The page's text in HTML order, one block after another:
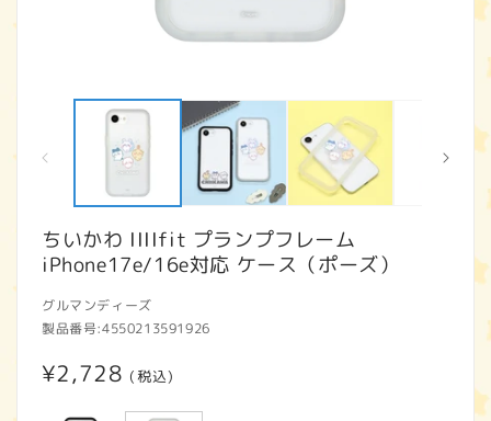
ちいかわ IIIIfit プランプフレーム
iPhone17e/16e対応 ケース（ポーズ）
グルマンディーズ
製品番号:4550213591926
通
¥2,728 (税込)